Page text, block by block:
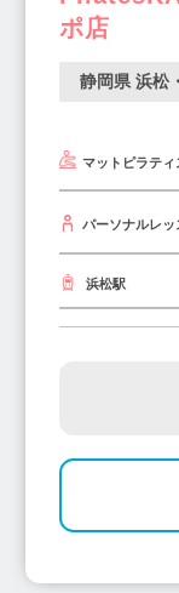
ポ店
静岡県 浜松
マットピラティ
パーソナルレッ
浜松駅